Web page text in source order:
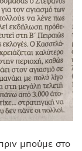
μπούμε στο